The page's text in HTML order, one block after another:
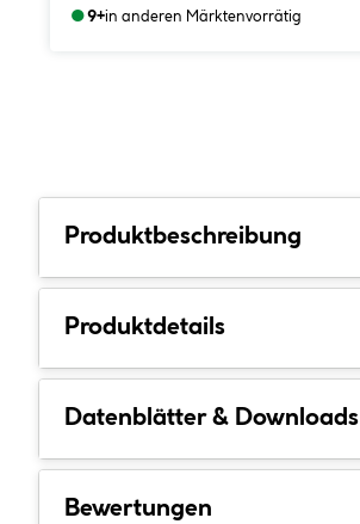
●9+in anderen Märktenvorrätig
Produktbeschreibung
Produktdetails
Datenblätter & Downloads
Bewertungen